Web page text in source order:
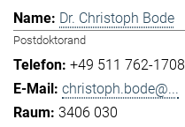
Dr. Christoph Bode
Postdoktorand
+49 511 762-
christoph.bode@...
3406 030